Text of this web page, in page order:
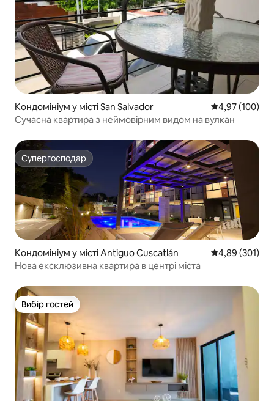
Кондомініум у місті San Salvador Середня
4,97 (100)
Сучасна квартира з неймовірним видом на вулкан
Супергосподар
Супергосподар
Кондомініум у місті Antiguo Cuscatlán Середня
4,89 (301)
Нова ексклюзивна квартира в центрі міста
Вибір гостей
Вибір гостей